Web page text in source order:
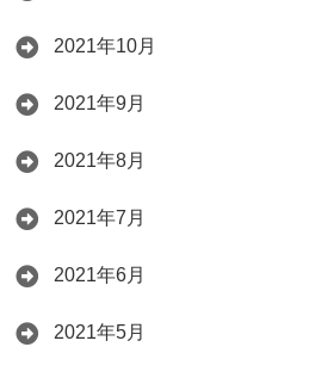
2021年10月
2021年9月
2021年8月
2021年7月
2021年6月
2021年5月